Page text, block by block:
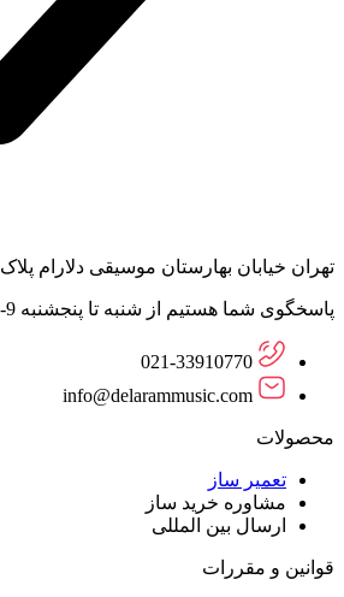
تهران خیابان بهارستان موسیقی دلارام پلاک 66
پاسخگوی شما هستیم از شنبه تا پنجشنبه 9-19
021-33910770
info@delarammusic.com
محصولات
تعمیر ساز
مشاوره خرید ساز
ارسال بین المللی
قوانین و مقررات